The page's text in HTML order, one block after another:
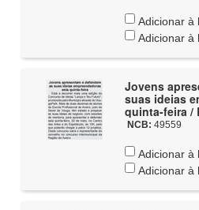
Adicionar à
Adicionar à
Jovens
suas ideias
quinta-feira /
NCB: 49559
Adicionar à
Adicionar à